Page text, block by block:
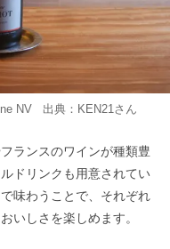
NV 出典： KEN21さん
ランスのワインが種類豊
ドリンクも用意されてい
味わうことで、それぞれ
いしさを楽しめます。